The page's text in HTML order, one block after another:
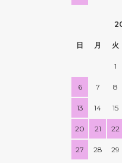
日 月 火
1
6 7 8
13 14 15
20 21 22
27 28 29